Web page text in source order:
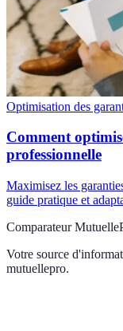
Optimisation des
Comment
professionnelle
Maximisez les
guide pratique et
Comparateur
Votre source
mutuellepro.